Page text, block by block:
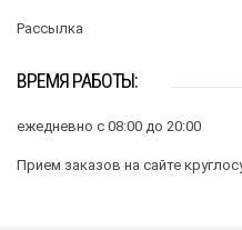
Рассылка
ВРЕМЯ РАБОТЫ:
ежедневно с 08:00 до 20:00
Прием заказов на сайте